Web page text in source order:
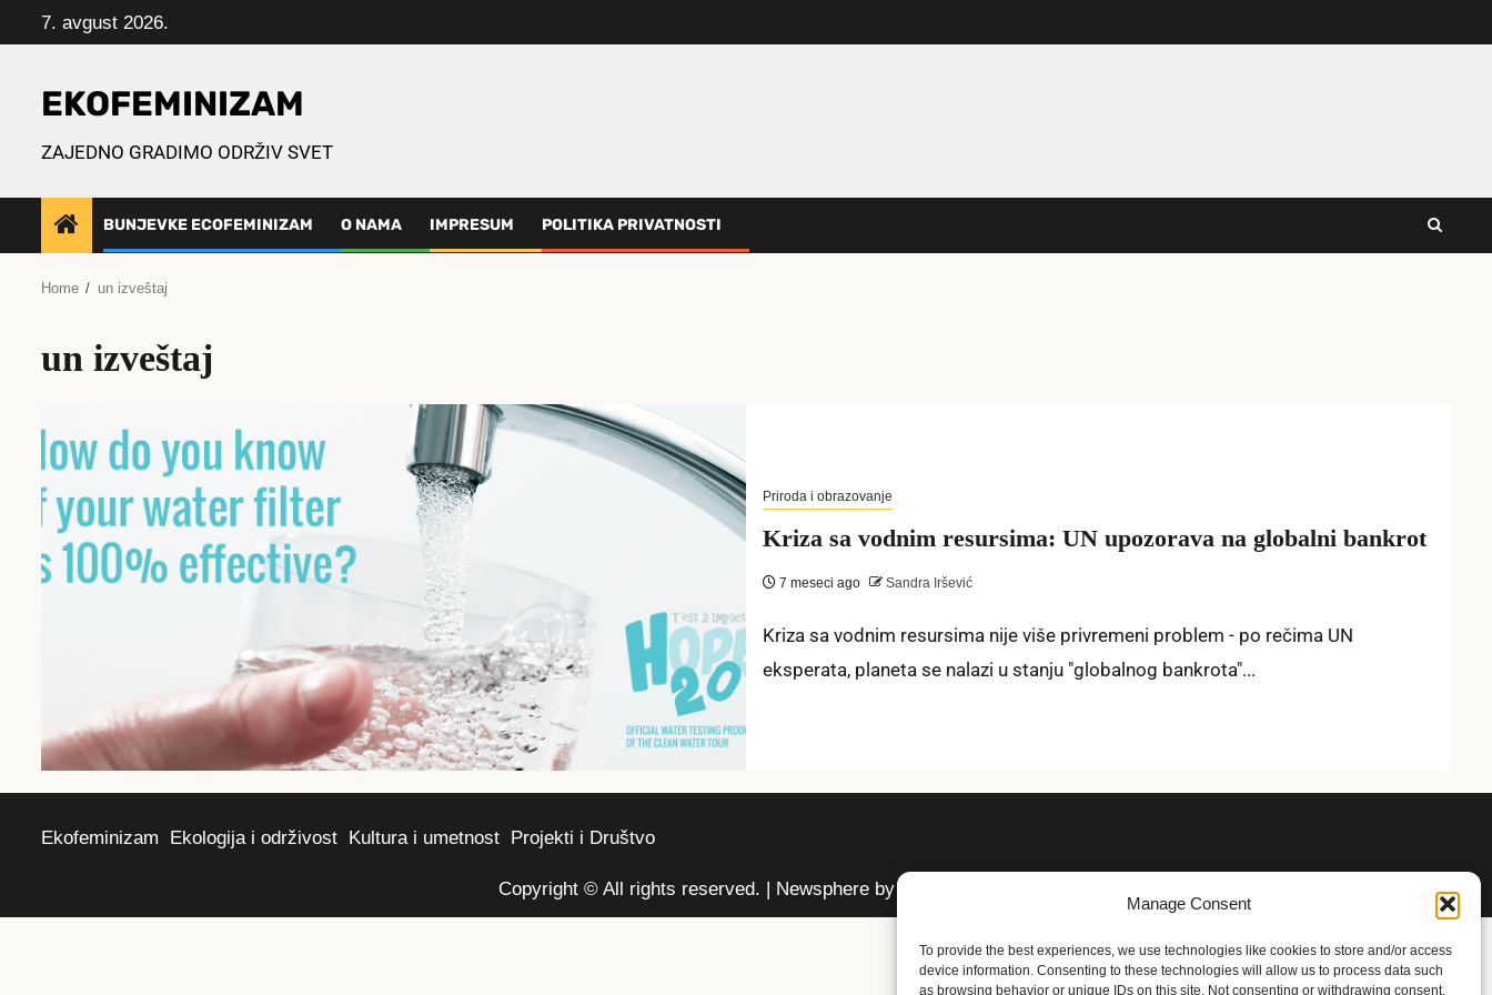
Manage Consent
To provide the best experiences, we use technologies like cookies to store and/or access
device information. Consenting to these technologies will allow us to process data such
as browsing behavior or unique IDs on this site. Not consenting or withdrawing consent,
to
7. avgust 2026.
EKOFEMINIZAM
ZAJEDNO GRADIMO ODRŽIV SVET
BUNJEVKE ECOFEMINIZAM O NAMA IMPRESUM POLITIKA PRIVATNOSTI
Home un izveštaj
un izveštaj
Priroda i obrazovanje
Kriza sa vodnim resursima: UN upozorava na globalni bankrot
7 meseci ago Sandra Iršević
Kriza sa vodnim resursima nije više privremeni problem - po rečima UN
eksperata, planeta se nalazi u stanju "globalnog bankrota"...
Ekofeminizam Ekologija i održivost Kultura i umetnost Projekti i Društvo
Copyright © All rights reserved. | Newsphereby AF themes.